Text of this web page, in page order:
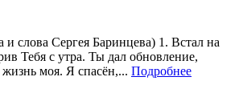
слова Сергея Баринцева) 1. Встал на
Тебя с утра. Ты дал обновление,
моя. Я спасён,... Подробнее